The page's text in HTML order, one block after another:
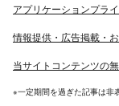
公開、スールキー
超能力研究部の3
あしたになれば。
ンタテインメン
アプリケーションプラ
情報提供・広告掲載・
当サイトコンテンツの
※一定期間を過ぎた記事は非